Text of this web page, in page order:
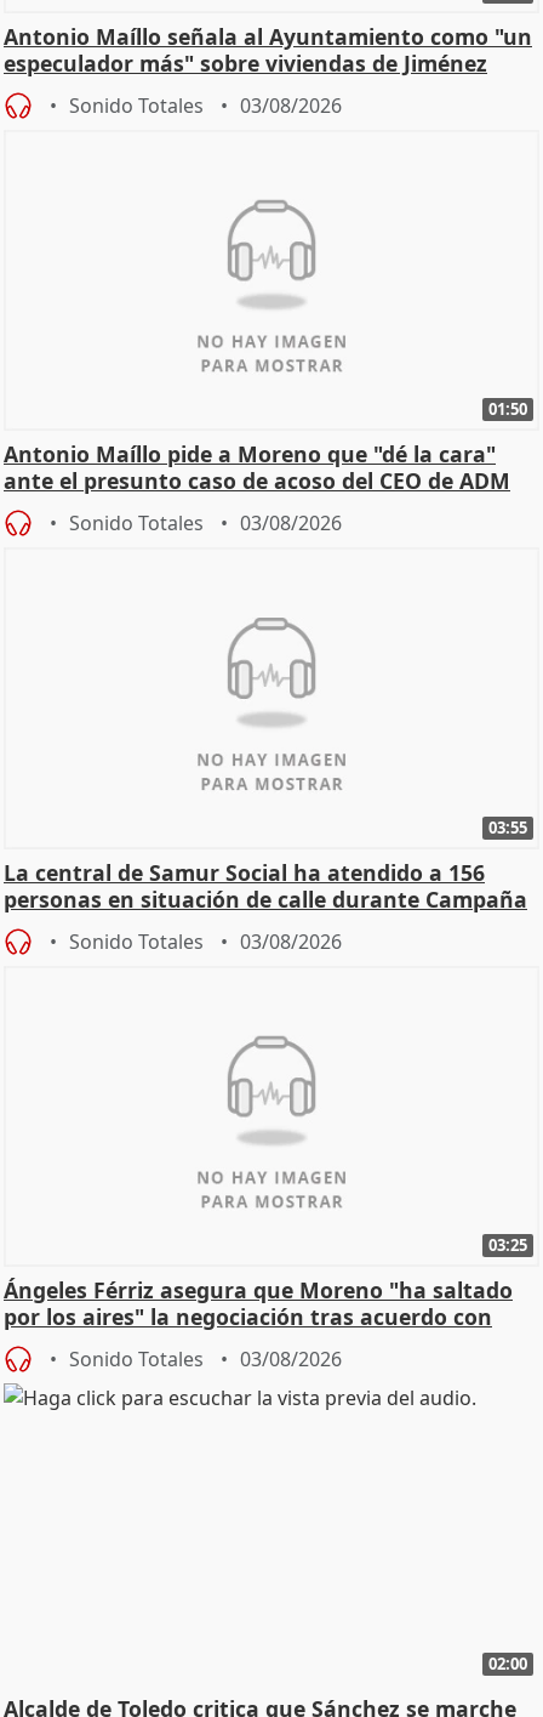
Antonio Maíllo señala al Ayuntamiento como "un
especulador más" sobre viviendas de Jiménez
Becerril
Sonido Totales 03/08/2026
01:50
Antonio Maíllo pide a Moreno que "dé la cara"
ante el presunto caso de acoso del CEO de ADM
Sonido Totales 03/08/2026
03:55
La central de Samur Social ha atendido a 156
personas en situación de calle durante Campaña
de Calor
Sonido Totales 03/08/2026
03:25
Ángeles Férriz asegura que Moreno "ha saltado
por los aires" la negociación tras acuerdo con
SMA
Sonido Totales 03/08/2026
02:00
Alcalde de Toledo critica que Sánchez se marche